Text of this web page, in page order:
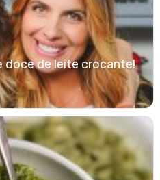
doce de leite crocante!